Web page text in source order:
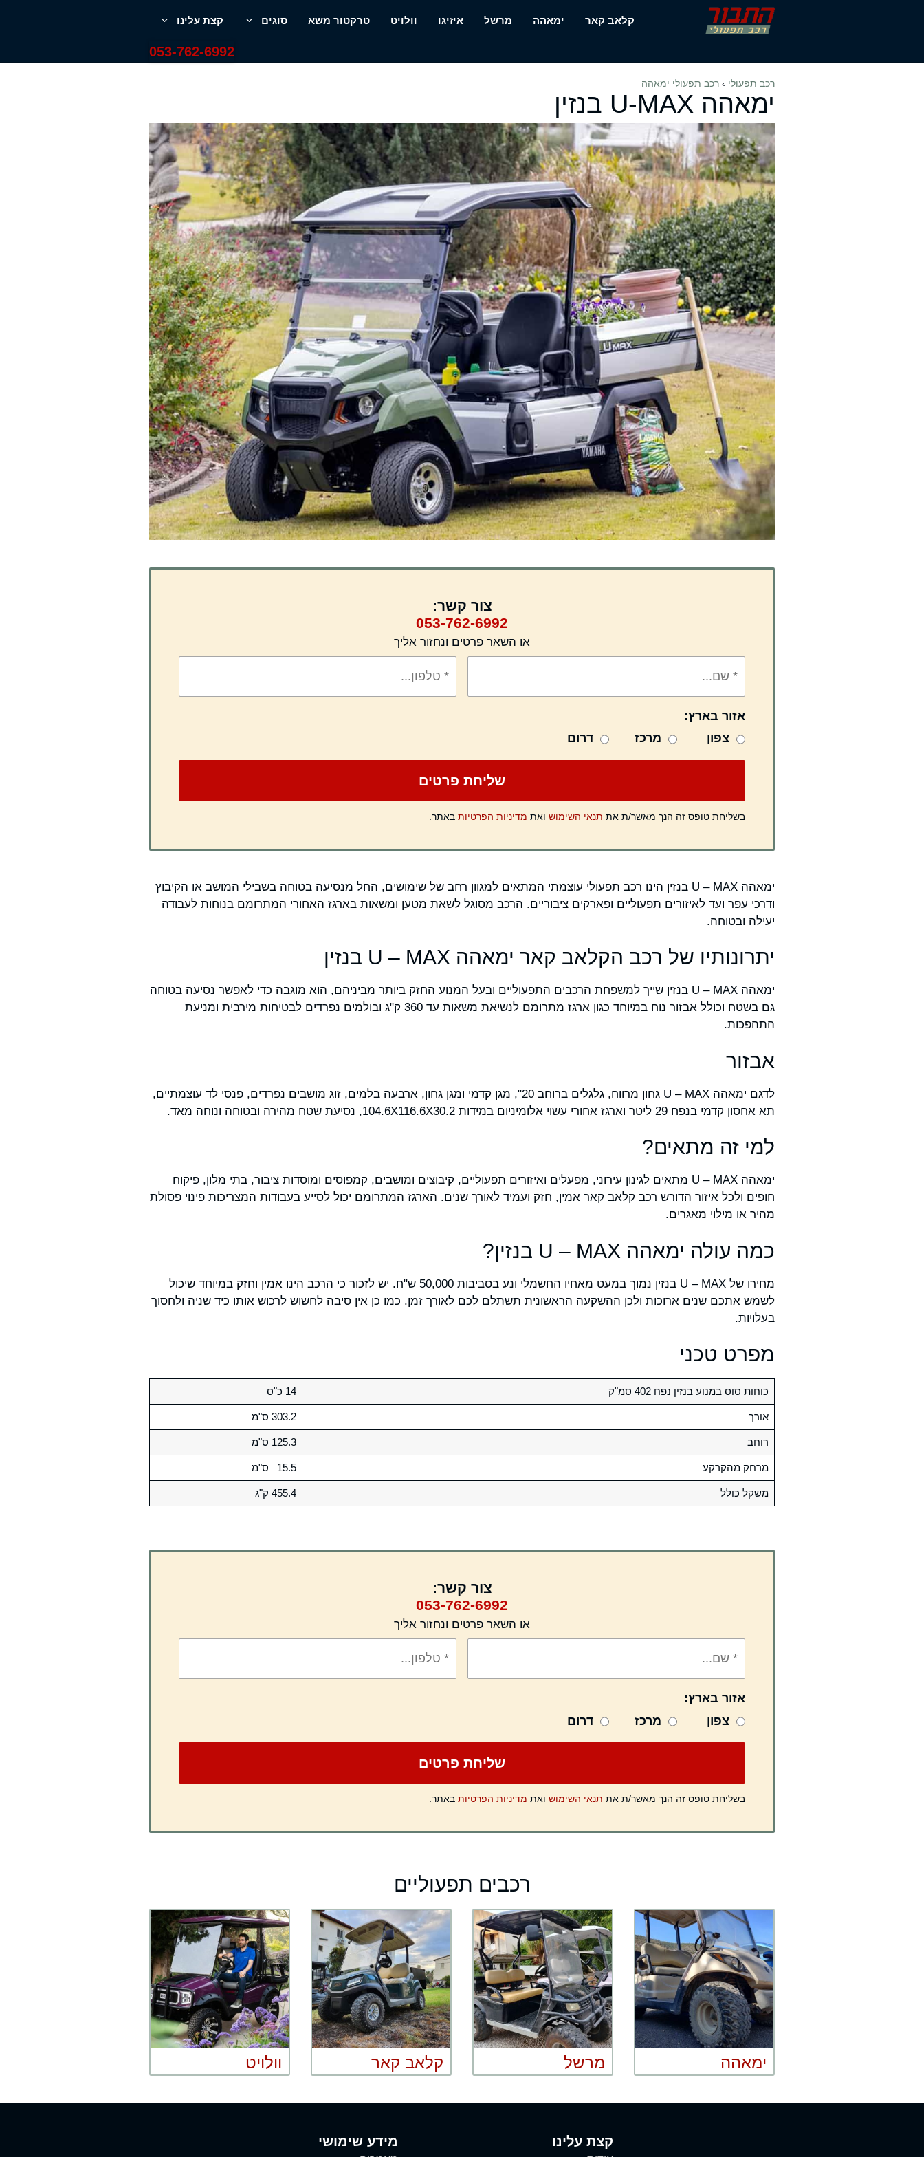
קלאב קאר ימאהה מרשל איזיגו וולויט טרקטור משא סוגים קצת עלינו
053-762-6992
רכב תפעולי › רכב תפעולי ימאהה
ימאהה U-MAX בנזין
צור קשר:
053-762-6992
או השאר פרטים ונחזור אליך
אזור בארץ:
צפון
מרכז דרום
בשליחת טופס זה הנך מאשר/ת את תנאי השימוש ואת מדיניות הפרטיות באתר.
ימאהה U – MAX בנזין הינו רכב תפעולי עוצמתי המתאים למגוון רחב של שימושים, החל מנסיעה בטוחה בשבילי המושב או הקיבוץ
ודרכי עפר ועד לאיזורים תפעוליים ופארקים ציבוריים. הרכב מסוגל לשאת מטען ומשאות בארגז האחורי המתרומם בנוחות לעבודה
יעילה ובטוחה.
יתרונותיו של רכב הקלאב קאר ימאהה U – MAX בנזין
ימאהה U – MAX בנזין
שייך למשפחת הרכבים התפעוליים ובעל המנוע החזק ביותר מביניהם, הוא מוגבה כדי לאפשר נסיעה בטוחה
גם בשטח וכולל אבזור נוח במיוחד כגון ארגז מתרומם לנשיאת משאות עד 360 ק"ג ובולמים נפרדים לבטיחות מירבית ומניעת
התהפכות.
אבזור
לדגם ימאהה U – MAX גחון מרווח, גלגלים ברוחב 20", מגן קדמי ומגן גחון, ארבעה בלמים, זוג מושבים נפרדים, פנסי לד עוצמתיים,
תא אחסון קדמי בנפח 29 ליטר וארגז אחורי עשוי אלומיניום במידות 104.6X116.6X30.2, נסיעת שטח מהירה ובטוחה ונוחה מאד.
למי זה מתאים?
ימאהה U – MAX מתאים לגינון עירוני, מפעלים ואיזורים תפעוליים, קיבוצים ומושבים, קמפוסים ומוסדות ציבור, בתי מלון, פיקוח
חופים ולכל איזור הדורש רכב קלאב קאר אמין, חזק ועמיד לאורך שנים. הארגז המתרומם יכול לסייע בעבודות המצריכות פינוי פסולת
מהיר או מילוי מאגרים.
כמה עולה ימאהה U – MAX בנזין?
מחירו של U – MAX בנזין נמוך במעט מאחיו החשמלי ונע בסביבות 50,000 ש"ח. יש לזכור כי הרכב הינו אמין וחזק במיוחד שיכול
לשמש אתכם שנים ארוכות ולכן ההשקעה הראשונית תשתלם לכם לאורך זמן. כמו כן אין סיבה לחשוש לרכוש אותו כיד שניה ולחסוך
בעלויות.
מפרט טכני
כוחות סוס במנוע בנזין נפח 402 סמ"ק 14 כ"ס
אורך 303.2 ס"מ
רוחב 125.3 ס"מ
מרחק מהקרקע 15.5 ס"מ
משקל כולל 455.4 ק"ג
צור קשר:
053-762-6992
או השאר פרטים ונחזור אליך
אזור בארץ:
צפון
מרכז דרום
בשליחת טופס זה הנך מאשר/ת את תנאי השימוש ואת מדיניות הפרטיות באתר.
רכבים תפעוליים
ימאהה מרשל קלאב קאר וולויט
קצת עלינו מידע שימושי